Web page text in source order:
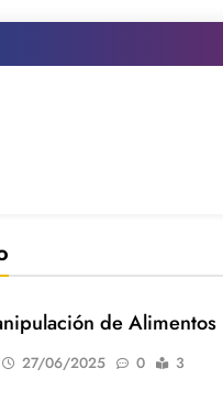
de Alimentos
27/06/2025 0
3